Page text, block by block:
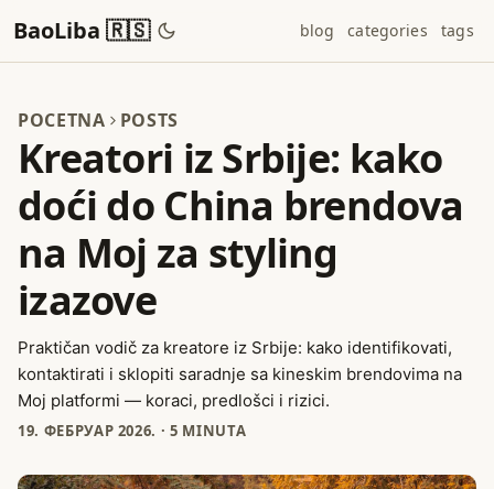
BaoLiba 🇷🇸 blog categories tags
POCETNA POSTS
Kreatori iz Srbije: kako
doći do China brendova
na Moj za styling
izazove
Praktičan vodič za kreatore iz Srbije: kako identifikovati,
kontaktirati i sklopiti saradnje sa kineskim brendovima na
Moj platformi — koraci, predlošci i rizici.
19. ФЕБРУАР 2026. ·5 MINUTA